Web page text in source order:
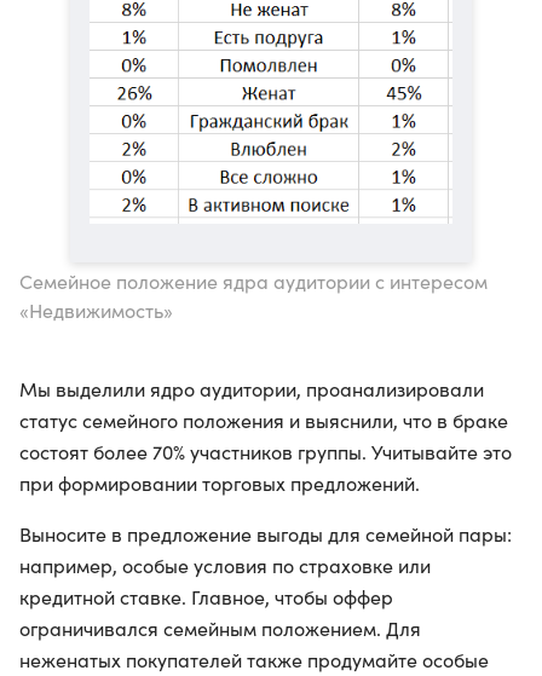
Семейное положение ядра аудитории с интересом
«Недвижимость»
Мы выделили ядро аудитории, проанализировали
статус семейного положения и выяснили, что в браке
состоят более 70% участников группы. Учитывайте это
при формировании торговых предложений.
Выносите в предложение выгоды для семейной пары:
например, особые условия по страховке или
кредитной ставке. Главное, чтобы оффер
ограничивался семейным положением. Для
неженатых покупателей также продумайте особые